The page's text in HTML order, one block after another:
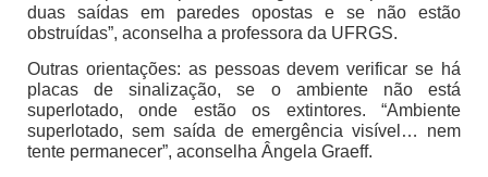
duas saídas em paredes opostas e se não estão
obstruídas”, aconselha a professora da UFRGS.
Outras orientações: as pessoas devem verificar se há
placas de sinalização, se o ambiente não está
superlotado, onde estão os extintores. “Ambiente
superlotado, sem saída de emergência visível… nem
tente permanecer”, aconselha Ângela Graeff.